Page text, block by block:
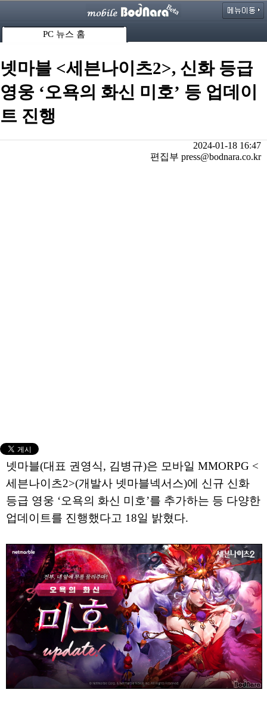
PC 뉴스 홈
넷마블 <세븐나이츠2>, 신화 등급
영웅 ‘오욕의 화신 미호’ 등 업데이
트 진행
2024-01-18 16:47
편집부 press@bodnara.co.kr
넷마블(대표 권영식, 김병규)은 모바일 MMORPG <
세븐나이츠2>(개발사 넷마블넥서스)에 신규 신화
등급 영웅 ‘오욕의 화신 미호’를 추가하는 등 다양한
업데이트를 진행했다고 18일 밝혔다.